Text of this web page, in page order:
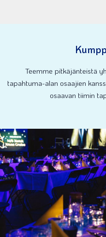
Teemme pitkäjänteistä
tapahtuma-alan osaajien
osaavan tiimin